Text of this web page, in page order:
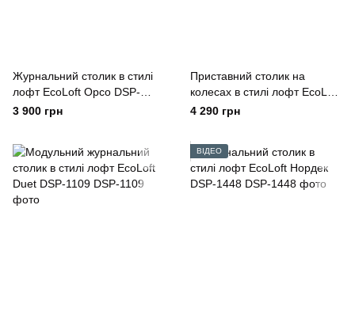
Журнальний столик в стилі
лофт EcoLoft Орсо DSP-
1356
3 900 грн
Приставний столик на
колесах в стилі лофт EcoLoft
Флауто DSP-1417
4 290 грн
ВІДЕО